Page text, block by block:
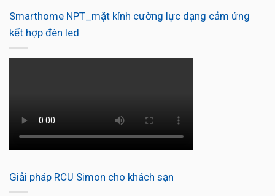
Smarthome NPT_mặt kính cường lực dạng cảm ứng
kết hợp đèn led
Giải pháp RCU Simon cho khách sạn